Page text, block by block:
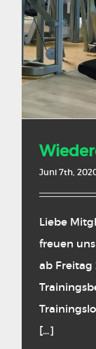
Juni 7th,
Liebe
freuen
ab Freitag
[...]